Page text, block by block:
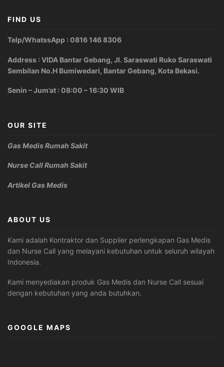
FIND US
Telp/WhatssApp : 0816 146 8306
Address : VIDA Bantar Gebang, Jl. Saraswati Ruko Saraswati
Sembilan No.H Bumiwedari, Bantar Gebang, Kota Bekasi.
Senin – Jum’at : 08:00 – 16:30 WIB
OUR SITE
Gas Medis Rumah Sakit
Nurse Call Rumah Sakit
Artikel Gas Medis
ABOUT US
Kami adalah Kontraktor dan Supplier perlengkapan Gas Medis
dan Nurse Call yang melayani kebutuhan untuk seluruh wilayah
Indonesia.
Kami menyediakan produk Gas Medis dan Nurse Call sesuai
dengan kebutuhan yang anda butuhkan.
GOOGLE MAPS